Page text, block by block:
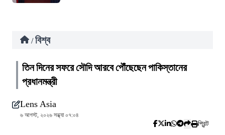
/ বিশ্ব
তিন দিনের সফরে সৌদি আরবে পৌঁছেছেন পাকিস্তানের
প্রধানমন্ত্রী
Lens Asia
৬ আগস্ট, ২০২৬ সন্ধ্যা ০৭:০৪
প্রিন্ট